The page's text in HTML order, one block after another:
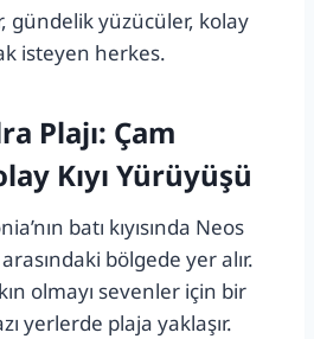
gündelik yüzücüler, kolay
isteyen herkes.
Plajı: Çam
Kıyı Yürüyüşü
batı kıyısında Neos
bölgede yer alır.
olmayı sevenler için bir
yerlerde plaja yaklaşır.